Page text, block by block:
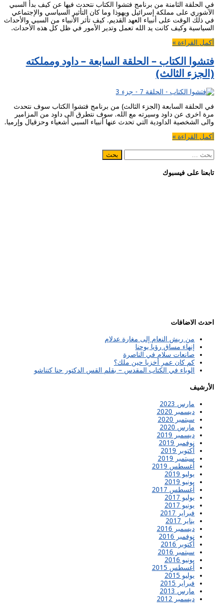
في الحلقة الثامنة من برنامج فتشوا الكتاب نتحدث فيها عن كيف بدأ السبي
الآشوري على مملكة إسرائيل ويهوذا وما كان التأثير السياسي والإجتماعي
في ذلك الوقت على أنبياء العهد القديم. كيف تأثر الأنبياء من السبي والأحداث
السياسية وكيف كانت يد الله تعمل وتدير الأمور في ظل كل هذه الأحداث.
أكمل القراءة »
فتشوا الكتاب – الحلقة السابعة – داود ومملكته
(الجزء الثالث)
في الحلقة السابعة (الجزء الثالث) من برنامج فتشوا الكتاب سوف نتحدث
مرة اخرى عن داود وسيرته مع الله. سوف نتطرق الى داود من المزامير
والى الشخصية الداودية التي تحدث عنها أنبياء السبي أشعياء وحزقيال وإرميا.
أكمل القراءة »
البحث
عن:
تابعنا على فيسبوك
احدث الاضافات
من ريش النعام إلى مغارة عدلام
إنهاء مساق رؤيا يوحنا
صانعات سلام في الناصرة
كم كان عمر أخزيا حين ملك؟
الوباء في الكتاب المقدس – بقلم القس الدكتور حنا كتناشو
الأرشيف
مارس 2023
ديسمبر 2020
سبتمبر 2020
مارس 2020
ديسمبر 2019
نوفمبر 2019
أكتوبر 2019
سبتمبر 2019
أغسطس 2019
يوليو 2019
يونيو 2019
أغسطس 2017
يوليو 2017
يونيو 2017
فبراير 2017
يناير 2017
ديسمبر 2016
نوفمبر 2016
أكتوبر 2016
سبتمبر 2016
يونيو 2016
أغسطس 2015
يوليو 2015
فبراير 2015
مارس 2013
ديسمبر 2012